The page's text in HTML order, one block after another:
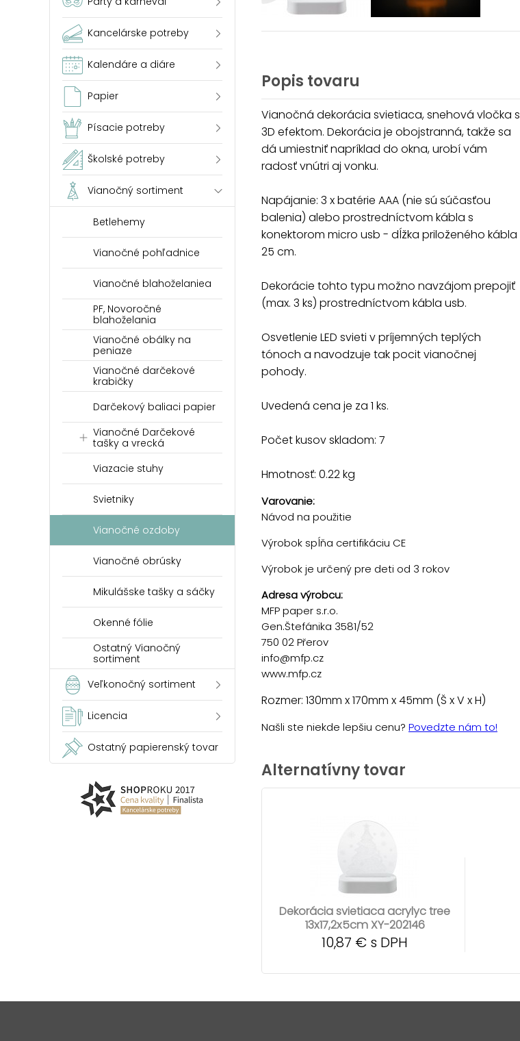
Kancelárske potreby
Kalendáre a diáre
Papier
Písacie potreby
Školské potreby
Vianočný sortiment
Betlehemy
Vianočné pohľadnice
Vianočné blahoželaniea
PF, Novoročné
blahoželania
Vianočné obálky na
peniaze
Vianočné darčekové
krabičky
Darčekový baliaci papier
Vianočné Darčekové
tašky a vrecká
Viazacie stuhy
Svietniky
Vianočné ozdoby
Vianočné obrúsky
Mikulášske tašky a sáčky
Okenné fólie
Ostatný Vianočný
sortiment
Veľkonočný sortiment
Licencia
Ostatný papierenský tovar
Popis tovaru
Vianočná dekorácia svietiaca, snehová vločka s
3D efektom. Dekorácia je obojstranná, takže sa
dá umiestniť napríklad do okna, urobí vám
radosť vnútri aj vonku.
Napájanie: 3 x batérie AAA (nie sú súčasťou
balenia) alebo prostredníctvom kábla s
konektorom micro usb - dĺžka priloženého kábla
25 cm.
Dekorácie tohto typu možno navzájom prepojiť
(max. 3 ks) prostredníctvom kábla usb.
Osvetlenie LED svieti v príjemných teplých
tónoch a navodzuje tak pocit vianočnej
pohody.
Uvedená cena je za 1 ks.
Počet kusov skladom: 7
Hmotnosť: 0.22 kg
Varovanie:
Návod na použitie
Výrobok spĺňa certifikáciu CE
Výrobok je určený pre deti od 3 rokov
Adresa výrobcu:
MFP paper s.r.o.
Gen.Štefánika 3581/52
750 02 Přerov
info@mfp.cz
www.mfp.cz
Rozmer: 130mm x 170mm x 45mm (Š x V x H)
Našli ste niekde lepšiu cenu? Povedzte nám to!
Alternatívny tovar
Dekorácia svietiaca acrylyc tree
13x17,2x5cm XY-202146
10,87 € s DPH